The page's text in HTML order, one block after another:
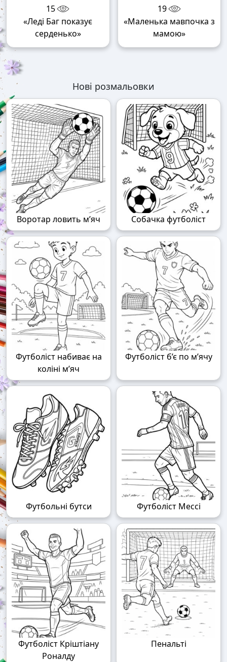
15
«Леді Баг показує
серденько»
19
«Маленька мавпочка з
мамою»
Нові розмальовки
Воротар ловить м’яч Собачка футболіст
Футболіст набиває на
коліні м’яч
Футболіст б’є по м’ячу
Футбольні бутси Футболіст Мессі
Футболіст Кріштіану
Роналду
Пенальті